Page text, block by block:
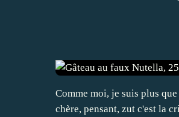
Comme moi, je suis plus
chère, pensant, zut c'est la